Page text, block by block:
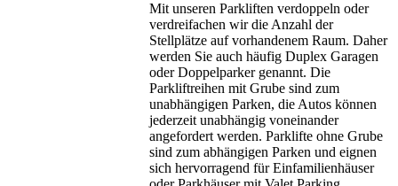
Mit unseren Parkliften verdoppeln oder
verdreifachen wir die Anzahl der
Stellplätze auf vorhandenem Raum. Daher
werden Sie auch häufig Duplex Garagen
oder Doppelparker genannt. Die
Parkliftreihen mit Grube sind zum
unabhängigen Parken, die Autos können
jederzeit unabhängig voneinander
angefordert werden. Parklifte ohne Grube
sind zum abhängigen Parken und eignen
sich hervorragend für Einfamilienhäuser